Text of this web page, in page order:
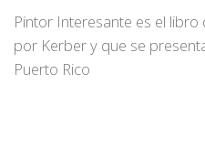
Pintor Interesante es el
por Kerber y que se
Puerto Rico